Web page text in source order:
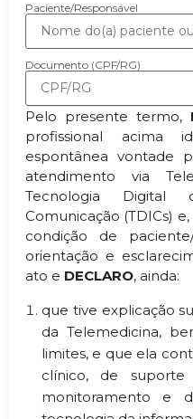
Paciente/Responsável
Documento (CPF/RG)
Pelo presente termo,
profissional acima
espontânea vontade
atendimento via
Tecnologia
Comunicação (TDICs)
condição de
orientação e
ato e DECLARO, ainda:
que tive explicação
da Telemedicina,
limites, e que ela
clínico, de suporte
monitoramento e